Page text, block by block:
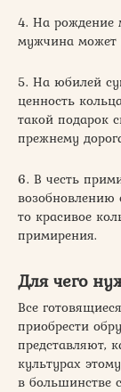
4. На рождение
мужчина может
5. На юбилей
ценность
такой подарок
прежнему
6. В честь
возобновлению
то красивое
примирения.
Для чего
Все
приобрести
представляют,
культурах
в большинстве